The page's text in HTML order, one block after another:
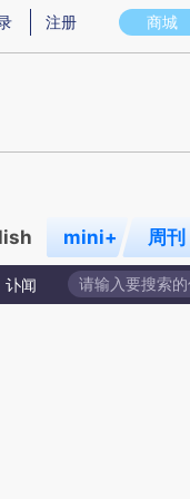
意图存在偏差。不代表财
商城
注册
mini+ 周刊
讣闻